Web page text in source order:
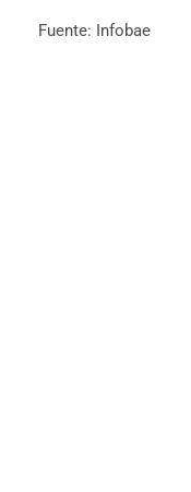
Fuente: Infobae